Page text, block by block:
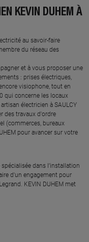
KEVIN DUHEM À
au savoir-faire
du réseau des
et à vous proposer une
: prises électriques,
visiophone, tout en
qui concerne les locaux
électricien à SAULCY
des travaux d'ordre
(commerces, bureaux
pour avancer sur votre
dans l’installation
d'un engagement pour
KEVIN DUHEM met